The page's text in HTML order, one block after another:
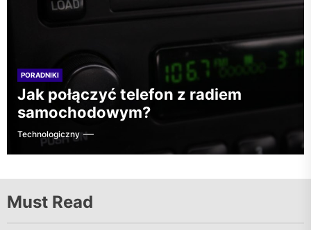
PORADNIKI
Jak połączyć telefon z radiem
samochodowym?
Technologiczny
Must Read